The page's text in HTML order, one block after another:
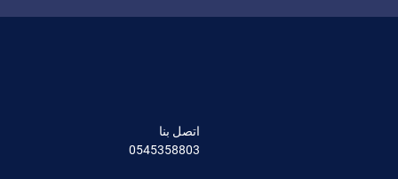
اتصل بنا
0545358803